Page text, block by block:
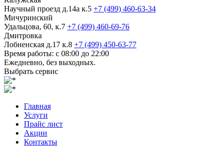
Научный проезд д.14а к.5 +7 (499) 460-63-34
Мичуринский
Удальцова, 60, к.7 +7 (499) 460-69-76
Дмитровка
Лобненская д.17 к.8 +7 (499) 450-63-77
Время работы: с 08:00 до 22:00
Ежедневно, без выходных.
Выбрать сервис
Главная
Услуги
Прайс лист
Акции
Контакты